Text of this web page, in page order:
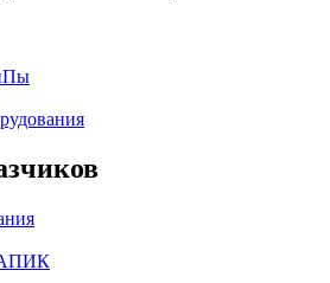
АПИК